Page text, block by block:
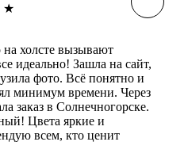
★
холсте вызывают
идеально! Зашла на сайт,
фото. Всё понятно и
минимум времени. Через
заказ в Солнечногорске.
Цвета яркие и
всем, кто ценит